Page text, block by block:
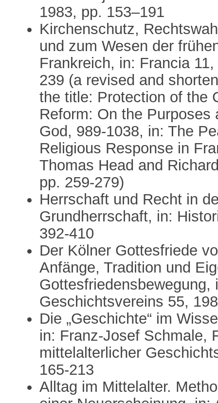
1983, pp. 153–191
Kirchenschutz,
und zum Wesen der
Frankreich, in: Francia
239 (a revised and
the title: Protection of the
Reform: On the
God, 989-1038, in: The
Religious Response in
Thomas Head and
pp. 259-279)
Herrschaft und Recht in
Grundherrschaft, in:
392-410
Der Kölner Gottesfriede
Anfänge, Tradition und
Geschichtsvereins 55,
Die „Geschichte“ im
in: Franz-Josef Schmale,
mittelalterlicher
165-213
Alltag im Mittelalter.